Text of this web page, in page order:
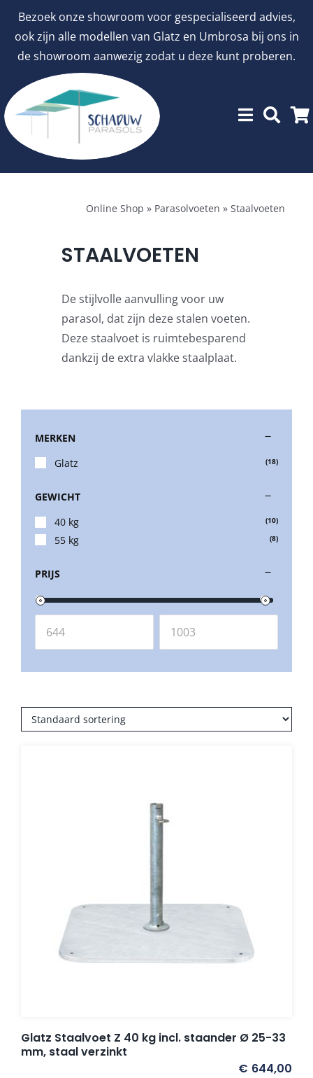
Bezoek onze showroom voor gespecialiseerd advies,
ook zijn alle modellen van Glatz en Umbrosa bij ons in
de showroom aanwezig zodat u deze kunt proberen.
inhoud
Menu
Zweefparasols
Horeca parasols
Muurparasols
Schaduwdoeken
Snel leverbaar
Balkonklemmen
Glatz Vita Collectie
Glatz stofstalen collectie Sampleboeken
Umbrosa en Paraflex parasoldoeken
Onze merken
Online Shop » Parasolvoeten » Staalvoeten
STAALVOETEN
De stijlvolle aanvulling voor uw
parasol, dat zijn deze stalen voeten.
Deze staalvoet is ruimtebesparend
dankzij de extra vlakke staalplaat.
MERKEN
Glatz
(18)
GEWICHT
40 kg
(10)
55 kg (8)
PRIJS
Glatz Staalvoet Z 40 kg incl. staander Ø 25-33
mm, staal verzinkt
€ 644,00